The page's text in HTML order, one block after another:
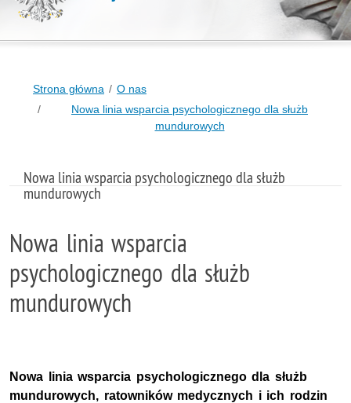
Strona główna
O nas
Nowa linia wsparcia psychologicznego dla służb
mundurowych
Nowa linia wsparcia psychologicznego dla służb
mundurowych
Nowa linia wsparcia
psychologicznego dla służb
mundurowych
Nowa linia wsparcia psychologicznego dla służb
mundurowych, ratowników medycznych i ich rodzin